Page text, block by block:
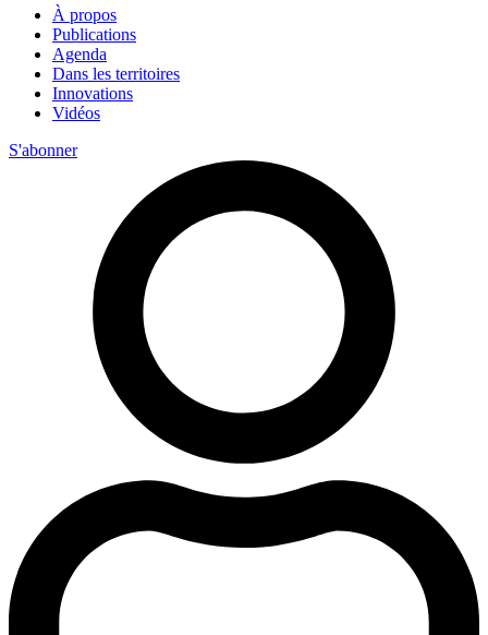
À propos
Publications
Agenda
Dans les territoires
Innovations
Vidéos
S'abonner